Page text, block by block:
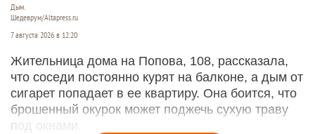
Дым.
Шедеврум/Altapress.ru
7 августа 2026 в 12:20
Жительница дома на Попова, 108, рассказала,
что соседи постоянно курят на балконе, а дым от
сигарет попадает в ее квартиру. Она боится, что
брошенный окурок может поджечь сухую траву
под окнами.